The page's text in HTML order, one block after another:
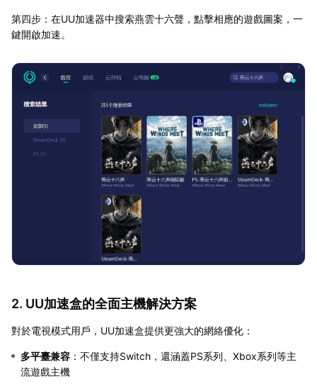
第四步：在UU加速器中搜索燕雲十六聲，點擊相應的遊戲圖案，一
鍵開啟加速。
2. UU加速盒的全面主機解決方案
對於電視模式用戶，UU加速盒提供更強大的網絡優化：
多平臺兼容 ：不僅支持Switch，還涵蓋PS系列、Xbox系列等主
流遊戲主機